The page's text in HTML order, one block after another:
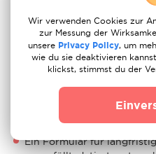
Schreiben, in dem er sich
Paris zu suchen
Gegebenenfalls eine
Ein E-Ticket oder ein
Abreisedatum nach Paris
Ein Formular für
Wir verwenden Cookies zur
zur Messung der
unsere Privacy Policy, um
wie du sie deaktivieren
klickst, stimmst du der